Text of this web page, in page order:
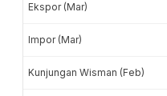
Ekspor (Mar)
Impor (Mar)
Kunjungan Wisman (Feb)